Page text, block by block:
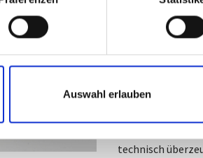
Auswahl erlauben
Konstrukteuren
Ob in
Drehfeder trägt
individuelle
technisch